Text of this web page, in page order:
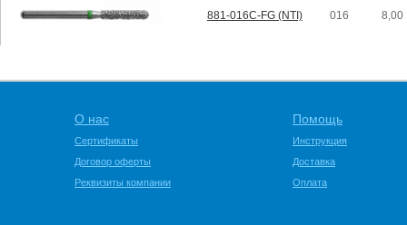
881-016C-FG (NTI) 016 8,00
О нас
Сертификаты
Договор оферты
Реквизиты компании
Помощь
Инструкция
Доставка
Оплата